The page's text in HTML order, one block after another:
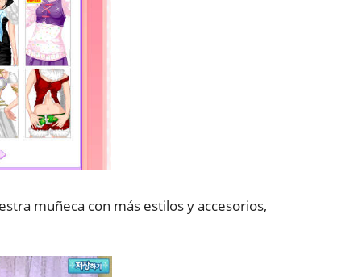
muñeca con más estilos y accesorios,